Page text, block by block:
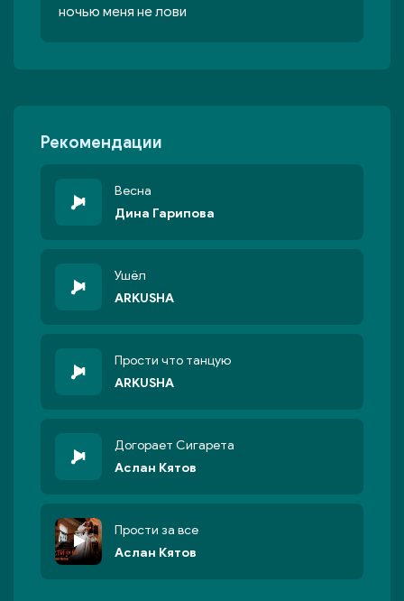
ночью меня не лови
Рекомендации
Весна
Дина Гарипова
Ушёл
ARKUSHA
Прости что танцую
ARKUSHA
Догорает Сигарета
Аслан Кятов
Прости за все
Аслан Кятов